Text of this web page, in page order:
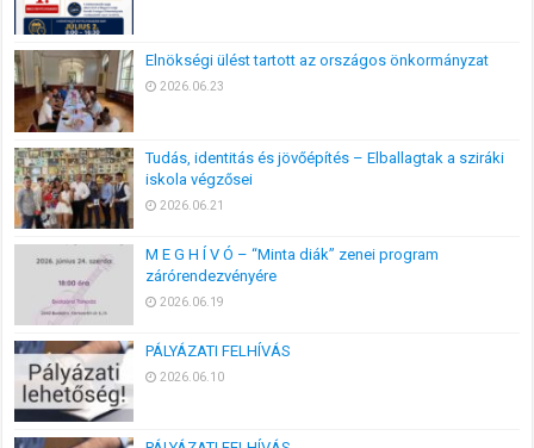
Elnökségi ülést tartott az országos önkormányzat
2026.06.23
Tudás, identitás és jövőépítés – Elballagtak a sziráki
iskola végzősei
2026.06.21
M E G H Í V Ó – “Minta diák” zenei program
zárórendezvényére
2026.06.19
PÁLYÁZATI FELHÍVÁS
2026.06.10